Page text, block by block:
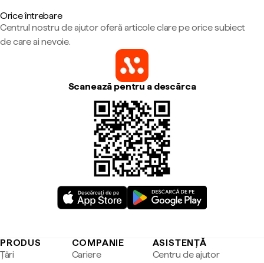
Orice întrebare
Centrul nostru de ajutor oferă articole clare pe orice subiect
de care ai nevoie.
Scanează pentru a descărca
PRODUS
Țări
COMPANIE
Cariere
ASISTENȚĂ
Centru de ajutor